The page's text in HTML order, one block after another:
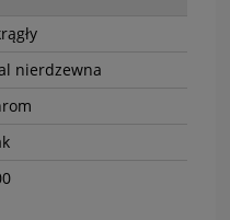
nierdzewna